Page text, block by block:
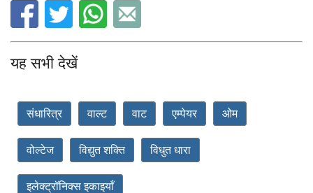
यह सभी देखें
संधारित्र वाल्ट वाट एम्पेयर ओम
वोल्टेज विद्युत शक्ति विधुत धारा
इलेक्ट्रॉनिक्स इकाइयाँ